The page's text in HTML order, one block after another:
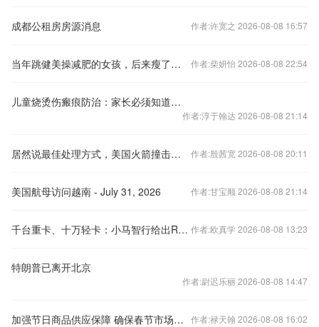
成都公租房房源消息 作者:许宽之 2026-08-08 16:57
当年跳健美操减肥的女孩，后来瘦了吗？ 作者:柴妍怡 2026-08-08 22:54
儿童烧烫伤瘢痕防治：家长必须知道的科学护理指南
作者:淳于翰达 2026-08-08 21:14
居然说最佳处理方式，美国火箭撞击月球有何警示？轨道器确认画面 作者:殷茜宽 2026-08-08 20:11
美国航母访问越南 - July 31, 2026 作者:甘宝顺 2026-08-08 21:14
千台重卡、十万轻卡：小马智行给出Robotruck量产时间表 作者:欧真学 2026-08-08 13:23
特朗普已离开北京
作者:尉迟乐丽 2026-08-08 14:47
加强节日商品供应保障 确保春节市场平稳运行 作者:禄天翰 2026-08-08 16:02